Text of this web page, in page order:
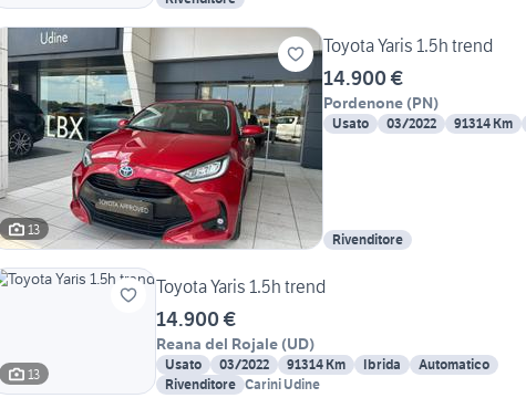
13
Toyota Yaris 1.5h trend
14.900 €
Pordenone (PN)
Usato 03/2022 91314 Km
Rivenditore
13
Toyota Yaris 1.5h trend
14.900 €
Reana del Rojale (UD)
Usato 03/2022 91314 Km Ibrida
Automatico
Rivenditore Carini Udine